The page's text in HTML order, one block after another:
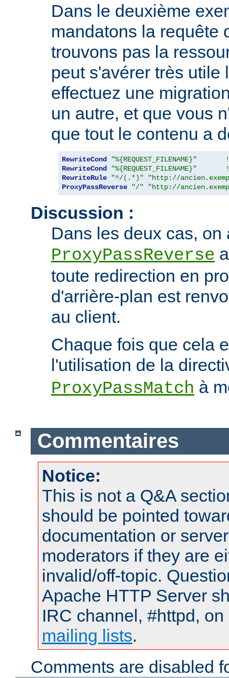
Dans le deuxième
mandatons la requête
trouvons pas la
peut s'avérer très utile
effectuez une
un autre, et que vous
que tout le contenu a
RewriteCond "%{REQUEST_FILENAME}"
RewriteCond
"%{REQUEST_FILENAME}"
RewriteRule
"^/(.*)"
"http://
ProxyPassReverse
"/" "http://
Discussion :
Dans les deux cas,
ProxyPassReverse
toute redirection en
d'arrière-plan est
au client.
Chaque fois que cela
l'utilisation de la
ProxyPassMatch à
Commentaires
Notice:
This is not a Q&A
should be pointed
documentation or
moderators if they are
invalid/off-topic.
Apache HTTP Server
IRC channel, #httpd,
mailing lists.
Comments are disabled